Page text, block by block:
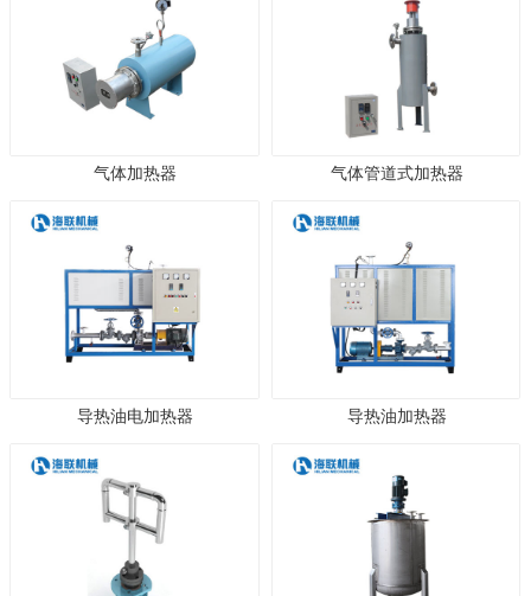
气体加热器 气体管道式加热器
导热油电加热器 导热油加热器